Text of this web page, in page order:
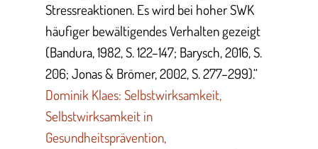
Stressreaktionen. Es wird bei hoher SWK
häufiger bewältigendes Verhalten gezeigt
(Bandura, 1982, S. 122–147; Barysch, 2016, S.
206; Jonas & Brömer, 2002, S. 277–299).“
Dominik Klaes: Selbstwirksamkeit,
Selbstwirksamkeit in
Gesundheitsprävention,